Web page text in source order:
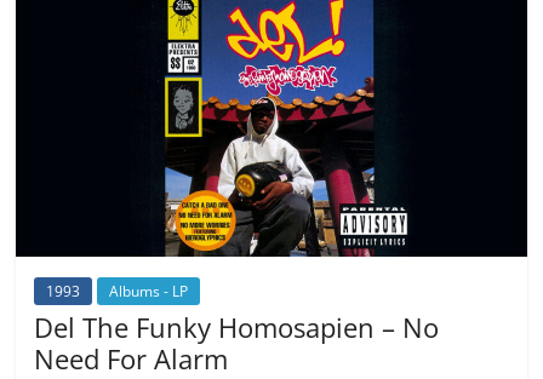
1993 Albums - LP
Del The Funky Homosapien – No
Need For Alarm